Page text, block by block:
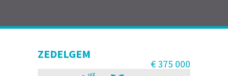
ZEDELGEM
€ 375 000